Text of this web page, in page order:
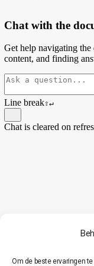
Om de beste ervaringen